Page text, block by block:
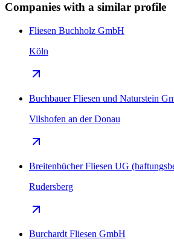
Companies with a similar profile
Fliesen Buchholz GmbH
Köln
Buchbauer Fliesen und Naturstein
Vilshofen an der Donau
Breitenbücher Fliesen UG
Rudersberg
Burchardt Fliesen GmbH